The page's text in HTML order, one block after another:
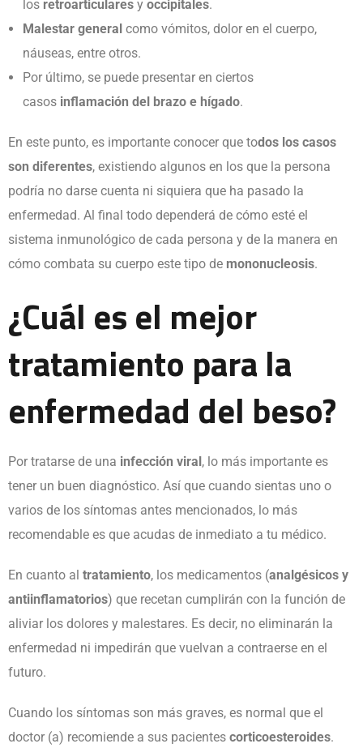
los retroarticulares y occipitales.
Malestar general como vómitos, dolor en el cuerpo,
náuseas, entre otros.
Por último, se puede presentar en ciertos
casos inflamación del brazo e hígado.
En este punto, es importante conocer que todos los casos
son diferentes, existiendo algunos en los que la persona
podría no darse cuenta ni siquiera que ha pasado la
enfermedad. Al final todo dependerá de cómo esté el
sistema inmunológico de cada persona y de la manera en
cómo combata su cuerpo este tipo de mononucleosis.
¿Cuál es el mejor
tratamiento para la
enfermedad del beso?
Por tratarse de una infección viral, lo más importante es
tener un buen diagnóstico. Así que cuando sientas uno o
varios de los síntomas antes mencionados, lo más
recomendable es que acudas de inmediato a tu médico.
En cuanto al tratamiento, los medicamentos (analgésicos y
antiinflamatorios) que recetan cumplirán con la función de
aliviar los dolores y malestares. Es decir, no eliminarán la
enfermedad ni impedirán que vuelvan a contraerse en el
futuro.
Cuando los síntomas son más graves, es normal que el
doctor (a) recomiende a sus pacientes corticoesteroides.